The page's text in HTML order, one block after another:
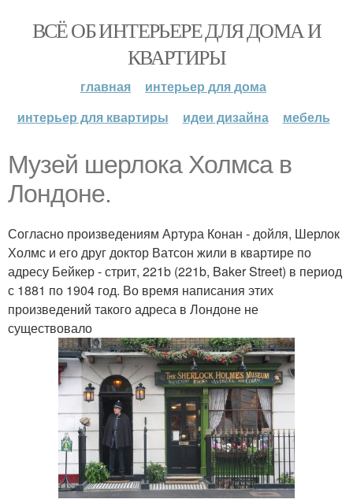
ВСЁ ОБ ИНТЕРЬЕРЕ ДЛЯ ДОМА И
КВАРТИРЫ
главная
интерьер для дома
интерьер для квартиры
идеи дизайна мебель
Музей шерлока Холмса в
Лондоне.
Согласно произведениям Артура Конан - дойля, Шерлок
Холмс и его друг доктор Ватсон жили в квартире по
адресу Бейкер - стрит, 221b (221b, Baker Street) в период
с 1881 по 1904 год. Во время написания этих
произведений такого адреса в Лондоне не
существовало